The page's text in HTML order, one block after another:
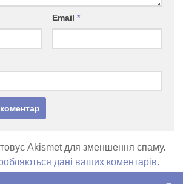
Email *
Akismet для зменшення спаму.
дані ваших коментарів.